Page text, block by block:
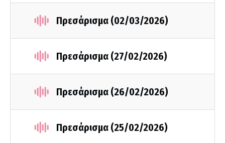
Πρεσάρισμα (02/03/2026)
Πρεσάρισμα (27/02/2026)
Πρεσάρισμα (26/02/2026)
Πρεσάρισμα (25/02/2026)